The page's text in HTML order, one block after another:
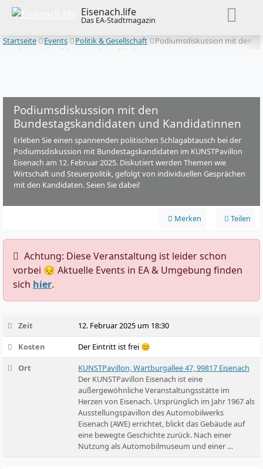
Eisenach.life
Das EA-Stadtmagazin
Startseite
Events Politik & Gesellschaft
Podiumsdiskussion mit den
Bundestagskandidaten und Kandidatinnen
Podiumsdiskussion mit den
Bundestagskandidaten und Kandidatinnen
Erleben Sie einen spannenden politischen Schlagabtausch bei der
Podiumsdiskussion mit Bundestagskandidaten im KUNSTPavillon
Eisenach am 12. Februar 2025. Diskutiert werden Themen wie
Wirtschaft und Steuerpolitik, gefolgt von individuellen Gesprächen
mit den Kandidaten. Seien Sie dabei!
Merken Teilen
️ Achtung: Diese Veranstaltung ist leider schon
vorbei 😔 Aktuelle Events in EA & Umgebung finden
sich hier.
Zeit
12. Februar 2025 um 18:30
Kosten
Der Eintritt ist frei 😊
Ort
KUNSTPavillon, Wartburgallee 47, 99817 Eisenach
Der KUNSTPavillon Eisenach ist eine
außergewöhnliche Veranstaltungsstätte im
Herzen von Eisenach. Ursprünglich im Jahr 1967 als
Ausstellungspavillon des Automobilwerks
Eisenach (AWE) errichtet, blickt das Gebäude auf
eine bewegte Geschichte zurück. Nach einer
Nutzung als Automobilmuseum und einer …